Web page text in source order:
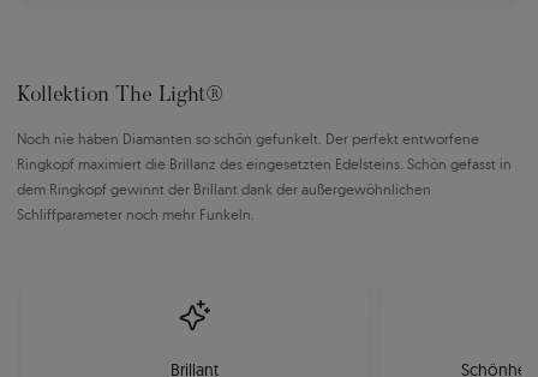
Kollektion The Light®
Noch nie haben Diamanten so schön gefunkelt. Der perfekt entworfene
Ringkopf maximiert die Brillanz des eingesetzten Edelsteins. Schön gefasst in
dem Ringkopf gewinnt der Brillant dank der außergewöhnlichen
Schliffparameter noch mehr Funkeln.
Brillant